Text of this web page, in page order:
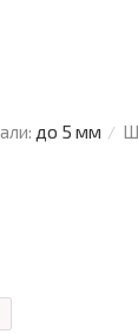
до 5 мм